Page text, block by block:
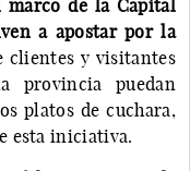
marco de la Capital
a apostar por la
clientes y visitantes
puedan
platos de cuchara,
esta iniciativa.